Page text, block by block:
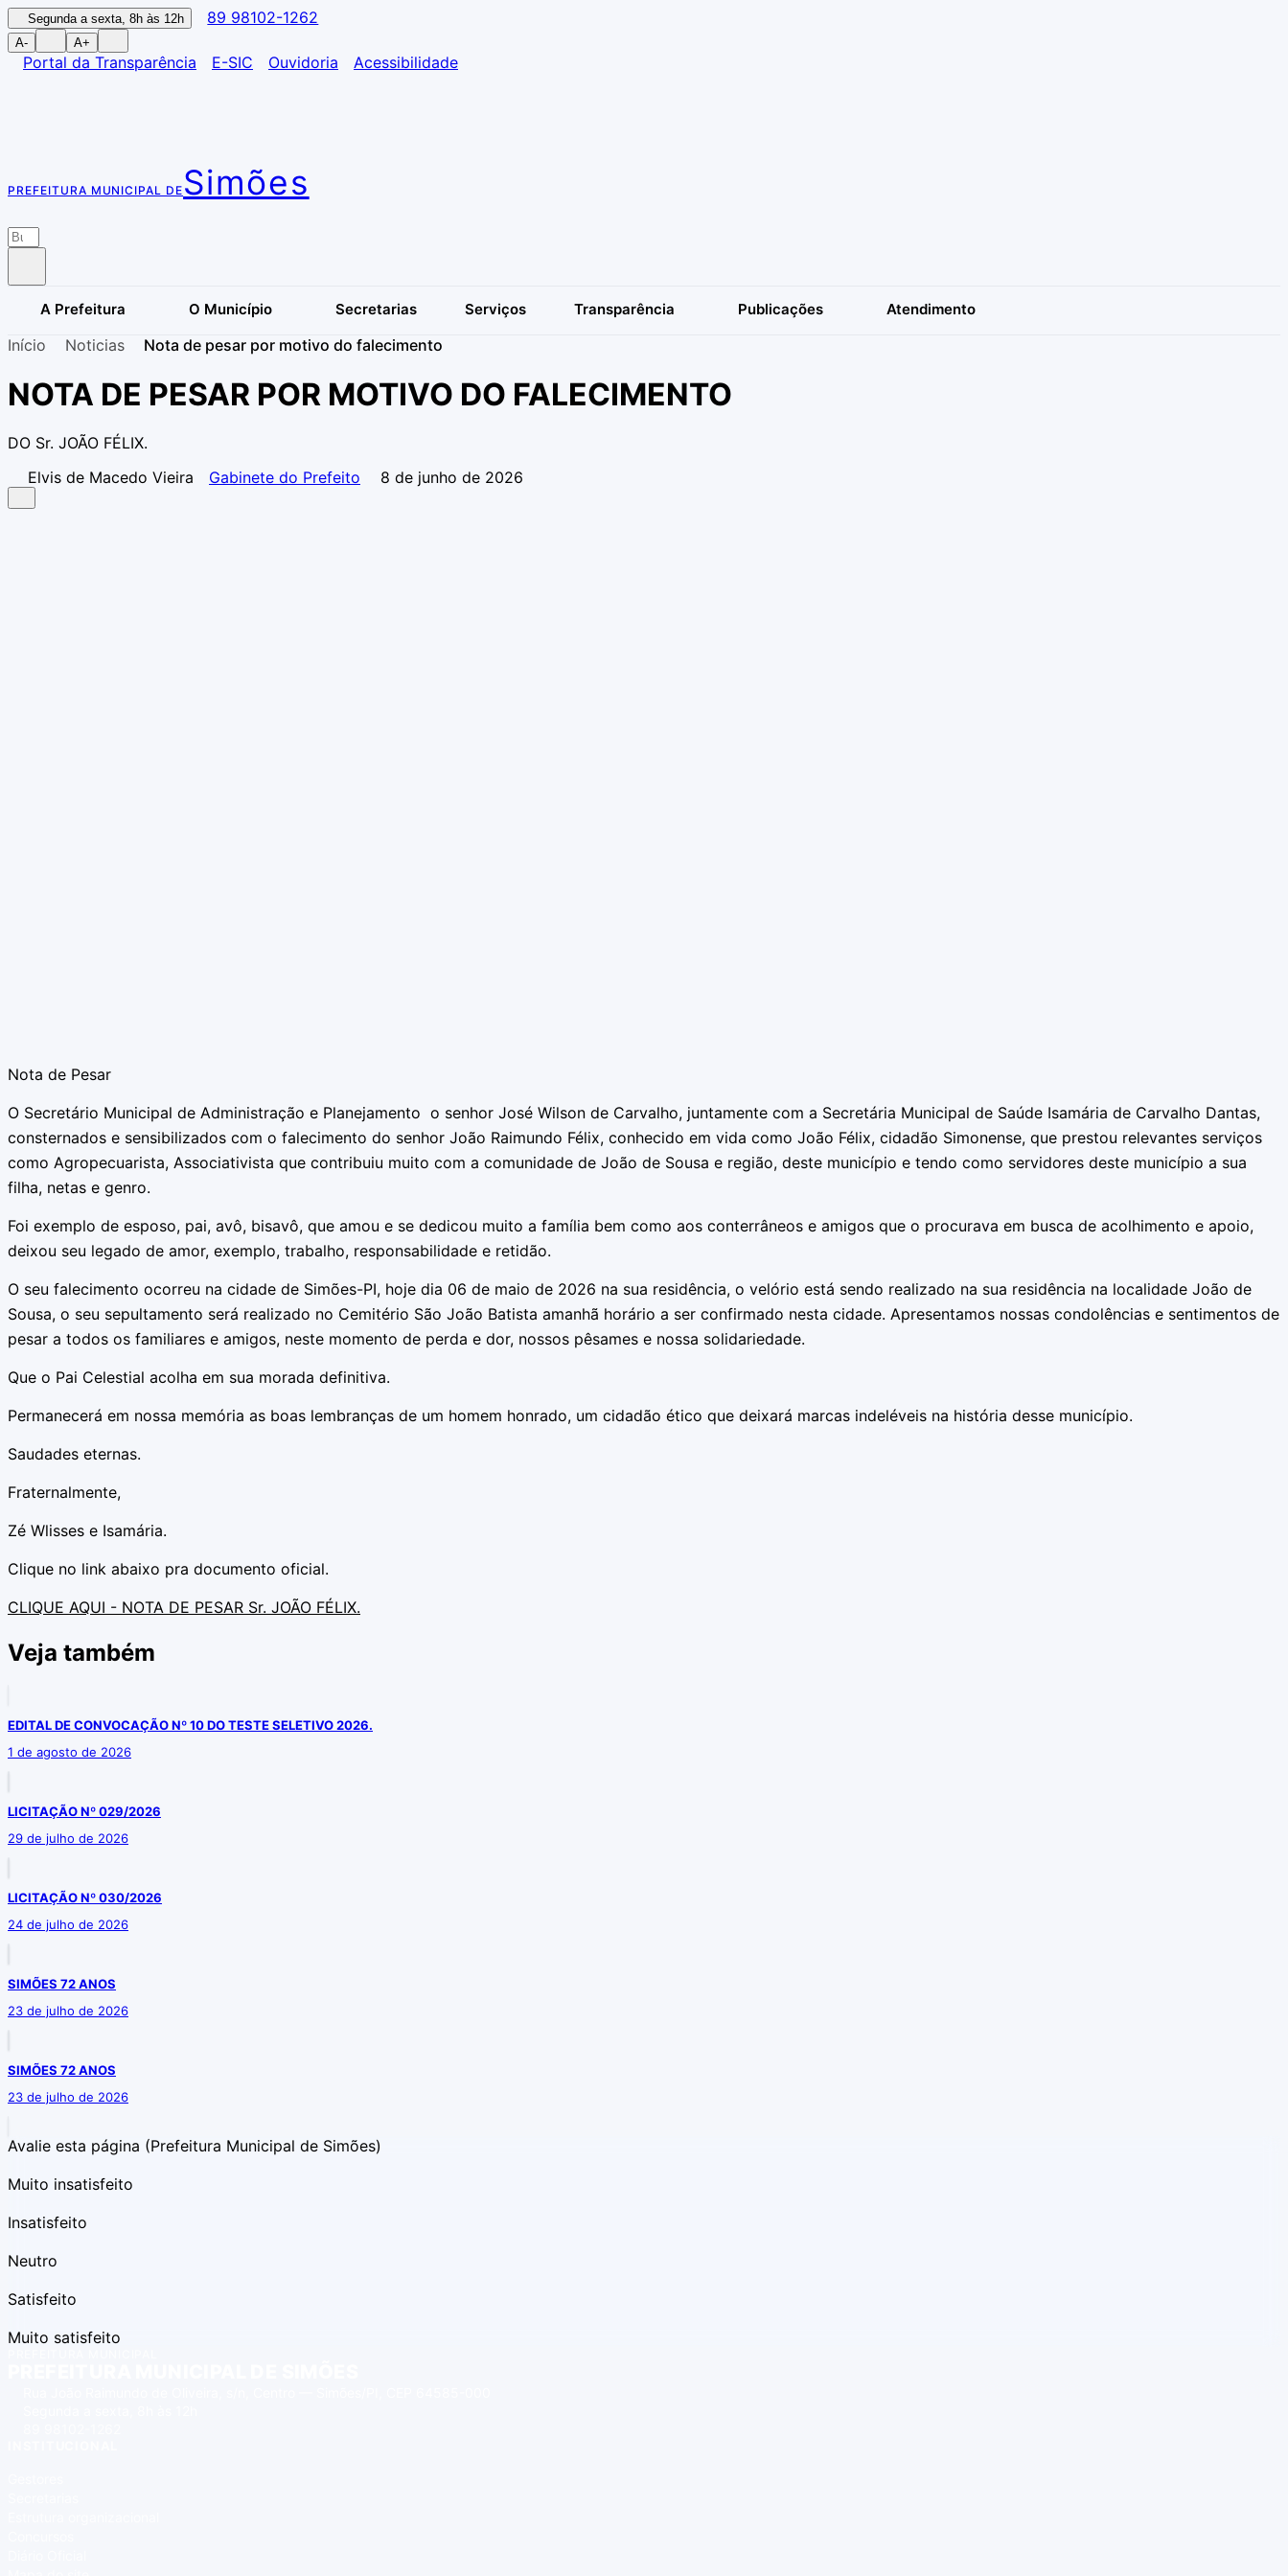
Segunda a sexta, 8h às 12h 89 98102-1262
A- A+
Portal da Transparência E-SIC Ouvidoria Acessibilidade
PREFEITURA MUNICIPAL DE Simões
A Prefeitura O Município Secretarias Serviços Transparência Publicações Atendimento
Início Noticias Nota de pesar por motivo do falecimento
NOTA DE PESAR POR MOTIVO DO FALECIMENTO
DO Sr. JOÃO FÉLIX.
Elvis de Macedo Vieira
Gabinete do Prefeito 8 de junho de 2026
Nota de Pesar
O Secretário Municipal de Administração e Planejamento o senhor José Wilson de Carvalho, juntamente com a Secretária Municipal de Saúde Isamária de Carvalho Dantas,
consternados e sensibilizados com o falecimento do senhor João Raimundo Félix, conhecido em vida como João Félix, cidadão Simonense, que prestou relevantes serviços
como Agropecuarista, Associativista que contribuiu muito com a comunidade de João de Sousa e região, deste município e tendo como servidores deste município a sua
filha, netas e genro.
Foi exemplo de esposo, pai, avô, bisavô, que amou e se dedicou muito a família bem como aos conterrâneos e amigos que o procurava em busca de acolhimento e apoio,
deixou seu legado de amor, exemplo, trabalho, responsabilidade e retidão.
O seu falecimento ocorreu na cidade de Simões-PI, hoje dia 06 de maio de 2026 na sua residência, o velório está sendo realizado na sua residência na localidade João de
Sousa, o seu sepultamento será realizado no Cemitério São João Batista amanhã horário a ser confirmado nesta cidade. Apresentamos nossas condolências e sentimentos de
pesar a todos os familiares e amigos, neste momento de perda e dor, nossos pêsames e nossa solidariedade.
Que o Pai Celestial acolha em sua morada definitiva.
Permanecerá em nossa memória as boas lembranças de um homem honrado, um cidadão ético que deixará marcas indeléveis na história desse município.
Saudades eternas.
Fraternalmente,
Zé Wlisses e Isamária.
Clique no link abaixo pra documento oficial.
CLIQUE AQUI - NOTA DE PESAR Sr. JOÃO FÉLIX.
Veja também
EDITAL DE CONVOCAÇÃO Nº 10 DO TESTE SELETIVO 2026.
1 de agosto de 2026
LICITAÇÃO Nº 029/2026
29 de julho de 2026
LICITAÇÃO Nº 030/2026
24 de julho de 2026
SIMÕES 72 ANOS
23 de julho de 2026
SIMÕES 72 ANOS
23 de julho de 2026
Avalie esta página (Prefeitura Municipal de Simões)
Muito insatisfeito
Insatisfeito
Neutro
Satisfeito
Muito satisfeito